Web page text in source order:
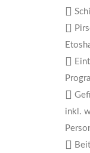
inkl.